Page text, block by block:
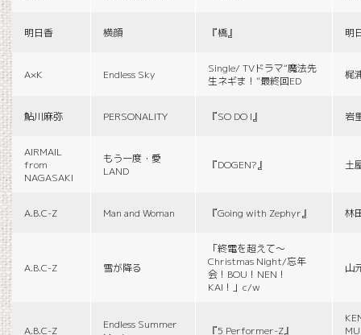
明日香 横顔 『橋』 明
A×K Endless Sky
Single/ TVドラマ“魔法先
生ネギま！”最終回ED
梶
鮎川麻弥 PERSONALITY 『SO DO I』 岩
AIRMAIL
from
NAGASAKI
もう一度・愛
LAND
『DOGEN?』 土
A.B.C-Z Man and Woman 『Going with Zephyr』 林
A.B.C-Z 雪が降る
「終電を超えて～
Christmas Night/忘年
会！BOU！NEN！
KAI！」c/w
山
A.B.C-Z
Endless Summer
『5 Performer-Z』